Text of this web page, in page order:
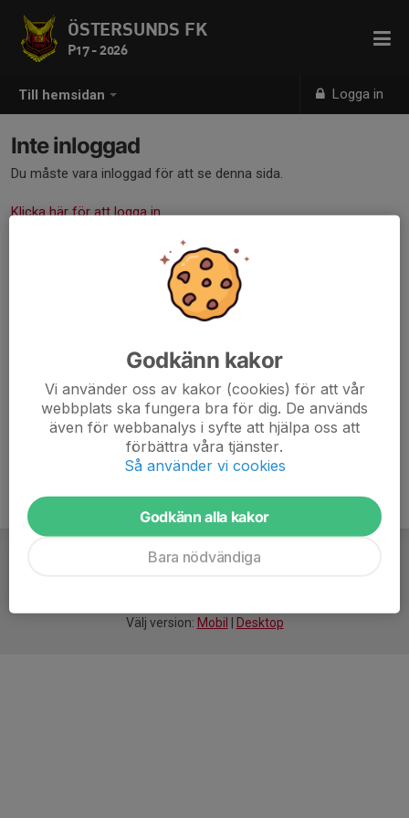
Till hemsidan Logga in
ÖSTERSUNDS FK
P17 - 2026
Inte inloggad
Du måste vara inloggad för att se denna sida.
Klicka här för att logga in
Välj version: Mobil Desktop
Godkänn kakor
Vi använder oss av kakor (cookies) för att vår
webbplats ska fungera bra för dig. De används
även för webbanalys i syfte att hjälpa oss att
förbättra våra tjänster.
Så använder vi cookies
Godkänn alla kakor
Bara nödvändiga